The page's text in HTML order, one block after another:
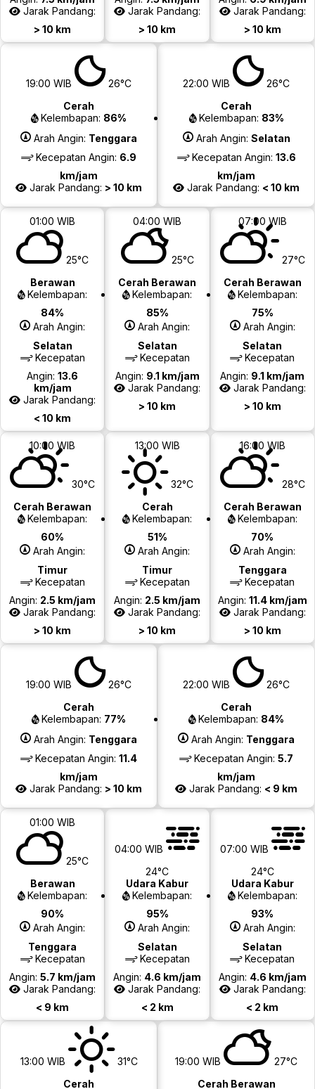
Jarak Pandang:
> 10 km
Jarak Pandang:
> 10 km
Jarak Pandang:
> 10 km
19:00 WIB
26°C
Cerah
Kelembapan: 86%
Arah Angin: Tenggara
Kecepatan Angin: 6.9
km/jam
Jarak Pandang: > 10 km
22:00 WIB
26°C
Cerah
Kelembapan: 83%
Arah Angin: Selatan
Kecepatan Angin: 13.6
km/jam
Jarak Pandang: < 10 km
01:00 WIB
25°C
Berawan
Kelembapan:
84%
Arah Angin:
Selatan
Kecepatan
Angin:13.6
km/jam
Jarak Pandang:
< 10 km
04:00 WIB
25°C
Cerah Berawan
Kelembapan:
85%
Arah Angin:
Selatan
Kecepatan
Angin: 9.1 km/jam
Jarak Pandang:
> 10 km
07:00 WIB
27°C
Cerah Berawan
Kelembapan:
75%
Arah Angin:
Selatan
Kecepatan
Angin: 9.1 km/jam
Jarak Pandang:
> 10 km
10:00 WIB
30°C
Cerah Berawan
Kelembapan:
60%
Arah Angin:
Timur
Kecepatan
Angin: 2.5 km/jam
Jarak Pandang:
> 10 km
13:00 WIB
32°C
Cerah
Kelembapan:
51%
Arah Angin:
Timur
Kecepatan
Angin: 2.5 km/jam
Jarak Pandang:
> 10 km
16:00 WIB
28°C
Cerah Berawan
Kelembapan:
70%
Arah Angin:
Tenggara
Kecepatan
Angin: 11.4 km/jam
Jarak Pandang:
> 10 km
19:00 WIB
26°C
Cerah
Kelembapan: 77%
Arah Angin: Tenggara
Kecepatan Angin: 11.4
km/jam
Jarak Pandang: > 10 km
22:00 WIB
26°C
Cerah
Kelembapan: 84%
Arah Angin: Tenggara
Kecepatan Angin: 5.7
km/jam
Jarak Pandang: < 9 km
01:00 WIB
25°C
Berawan
Kelembapan:
90%
Arah Angin:
Tenggara
Kecepatan
Angin:5.7 km/jam
Jarak Pandang:
< 9 km
04:00 WIB
24°C
Udara Kabur
Kelembapan:
95%
Arah Angin:
Selatan
Kecepatan
Angin: 4.6 km/jam
Jarak Pandang:
< 2 km
07:00 WIB
24°C
Udara Kabur
Kelembapan:
93%
Arah Angin:
Selatan
Kecepatan
Angin: 4.6 km/jam
Jarak Pandang:
< 2 km
13:00 WIB
31°C
Cerah
19:00 WIB
27°C
Cerah Berawan